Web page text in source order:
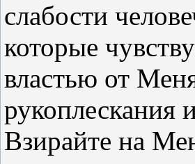
слабости
которые
властью от
рукоплескания
Взирайте на